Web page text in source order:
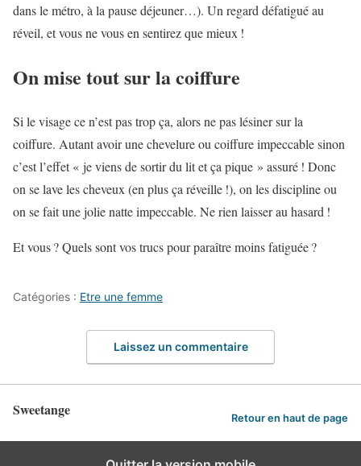
dans le métro, à la pause déjeuner…). Un regard défatigué au
réveil, et vous ne vous en sentirez que mieux !
On mise tout sur la coiffure
Si le visage ce n’est pas trop ça, alors ne pas lésiner sur la
coiffure. Autant avoir une chevelure ou coiffure impeccable sinon
c’est l’effet « je viens de sortir du lit et ça pique » assuré ! Donc
on se lave les cheveux (en plus ça réveille !), on les discipline ou
on se fait une jolie natte impeccable. Ne rien laisser au hasard !
Et vous ? Quels sont vos trucs pour paraître moins fatiguée ?
Catégories : Etre une femme
Laissez un commentaire
Sweetange Retour en haut de page